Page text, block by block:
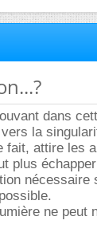
dans
la
fait, attire les
plus
nécessaire
ne peut